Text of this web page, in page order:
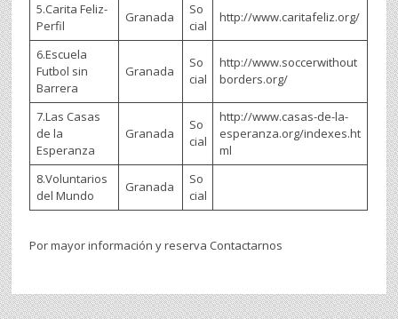
5.Carita Feliz-
Perfil
Granada
So
cial
http://www.caritafeliz.org/
6.Escuela
Futbol sin
Barrera
Granada
So
cial
http://www.soccerwithout
borders.org/
7.Las Casas
de la
Esperanza
Granada
So
cial
http://www.casas-de-la-
esperanza.org/indexes.ht
ml
8.Voluntarios
del Mundo
Granada
So
cial
Por mayor información y reserva Contactarnos